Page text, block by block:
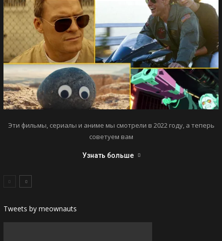
Эти фильмы, сериалы и аниме мы смотрели в 2022 году, а теперь
советуем вам
Узнать больше
Tweets by meownauts